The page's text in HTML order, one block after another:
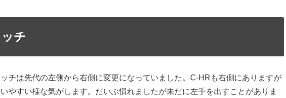
チ
チは先代の左側から右側に変更になっていました。C-HRも右側にありますが
やすい様な気がします。だいぶ慣れましたが未だに左手を出すことがありま